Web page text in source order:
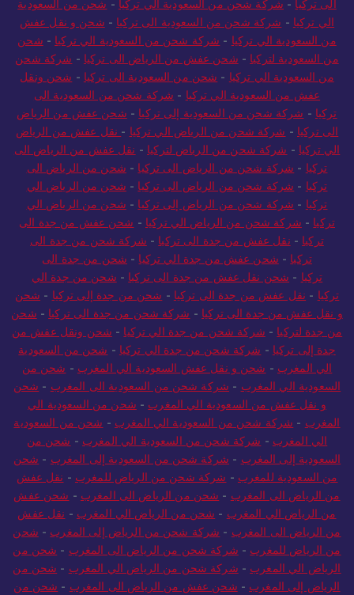
الى تركيا - شركة شحن من السعودية الي تركيا - شحن من السعودية
الي تركيا - شركة شحن من السعودية الى تركيا - شحن و نقل عفش
من السعودية الي تركيا - شركة شحن من السعودية الي تركيا - شحن
من السعودية لتركيا - شحن عفش من الرياض الى تركيا - شركة شحن
من السعودية الي تركيا - شحن من السعودية الى تركيا - شحن ونقل
عفش من السعودية الي تركيا - شركة شحن من السعودية الى
تركيا - شركة شحن من السعودية إلى تركيا - شحن عفش من الرياض
الى تركيا - شركة شحن من الرياض الي تركيا - نقل عفش من الرياض
الي تركيا - شركة شحن من الرياض لتركيا - نقل عفش من الرياض الى
تركيا - شركة شحن من الرياض الى تركيا - شحن من الرياض الى
تركيا - شركة شحن من الرياض الى تركيا - شحن من الرياض الي
تركيا - شركة شحن من الرياض إلى تركيا - شحن من الرياض الي
تركيا - شركة شحن من الرياض الي تركيا - شحن عفش من جدة الى
تركيا - نقل عفش من جدة الى تركيا - شركة شحن من جدة الى
تركيا - شحن عفش من جدة الي تركيا - شحن من جدة الى
تركيا - شحن نقل عفش من جدة الى تركيا - شحن من جدة الي
تركيا - نقل عفش من جدة الى تركيا - شحن من جدة إلى تركيا - شحن
و نقل عفش من جدة الى تركيا - شركة شحن من جدة الى تركيا - شحن
من جدة لتركيا - شركة شحن من جدة الي تركيا - شحن ونقل عفش من
جدة إلى تركيا - شركة شحن من جدة الي تركيا - شحن من السعودية
الي المغرب - شحن و نقل عفش السعودية الي المغرب - شحن من
السعودية الي المغرب - شركة شحن من السعودية الى المغرب - شحن
و نقل عفش من السعودية الي المغرب - شحن من السعودية الي
المغرب - شركة شحن من السعودية الي المغرب - شحن من السعودية
الي المغرب - شركة شحن من السعودية الي المغرب - شحن من
السعودية إلى المغرب - شركة شحن من السعودية إلى المغرب - شحن
من السعودية للمغرب - شركة شحن من الرياض للمغرب - نقل عفش
من الرياض الى المغرب - شحن من الرياض الى المغرب - شحن عفش
من الرياض الي المغرب - شحن من الرياض الي المغرب - نقل عفش
من الرياض الى المغرب - شركة شحن من الرياض إلى المغرب - شحن
من الرياض للمغرب - شركة شحن من الرياض الى المغرب - شحن من
الرياض الي المغرب - شركة شحن من الرياض الي المغرب - شحن من
الرياض إلى المغرب - شحن عفش من الرياض الى المغرب - شحن من